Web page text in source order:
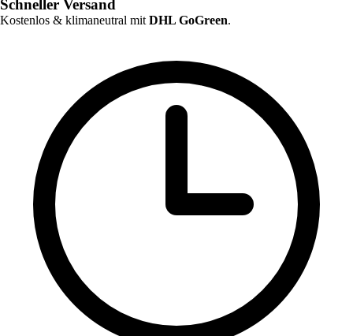
Schneller Versand
Kostenlos & klimaneutral mit DHL GoGreen.